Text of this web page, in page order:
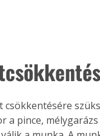
csökkentésére
a pince,